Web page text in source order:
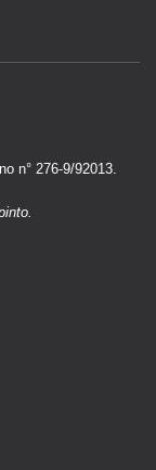
n° 276-9/92013.